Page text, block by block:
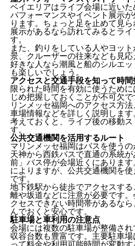
ベイエリアはライブ会場に近い
パフォーマンスやイベント展示
ります。ちょっと足を止めて見
展示があるなら訪れてみるとラ
す。
また、釣りをしている人やヨッ
景、クルーザーの往来なども見
好きな人なら潮風と船のシルエ
も楽しいでしょう。
アクセスと交通手段を知って時
限られた時間を有効に使うため
じめ把握しておくことが不可欠
リンメッセ福岡へのアクセス方
車場情報などを詳しく説明しま
考えておくと、ライブ後の移動ス
す。
公共交通機関を活用するルート
マリンメッセ福岡はバスを使う
天神から西鉄バスで直通の系統
前」バス停が会場近くにありま
によりますが、公共交通機関を
です。
地下鉄駅から徒歩でアクセスす
離や坂道などに注意が必要です
クセスできない時間帯があるな
んでおくと安心です。
駐車場と車利用の注意点
会場には複数の駐車場が整備さ
収容台数も豊富です。主要駐車
って料金や利用可能時間が変動